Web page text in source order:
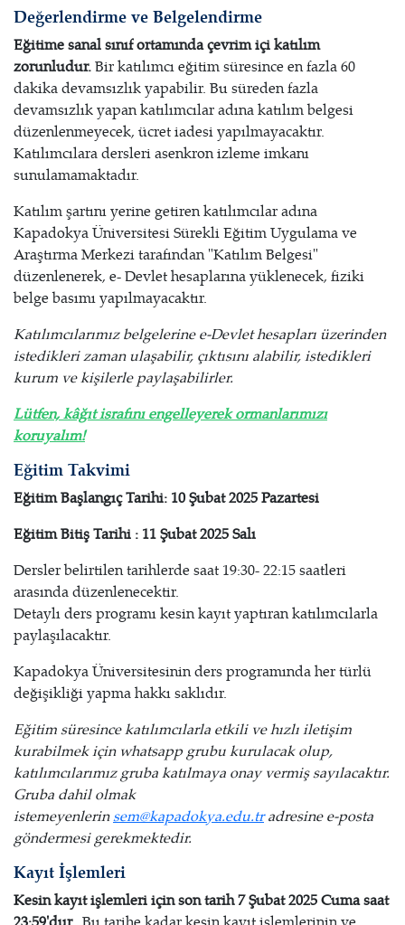
Değerlendirme ve Belgelendirme
Eğitime sanal sınıf ortamında çevrim içi katılım
zorunludur.Bir katılımcı eğitim süresince en fazla 60
dakika devamsızlık yapabilir. Bu süreden fazla
devamsızlık yapan katılımcılar adına katılım belgesi
düzenlenmeyecek, ücret iadesi yapılmayacaktır.
Katılımcılara dersleri asenkron izleme imkanı
sunulamamaktadır.
Katılım şartını yerine getiren katılımcılar adına
Kapadokya Üniversitesi Sürekli Eğitim Uygulama ve
Araştırma Merkezi tarafından "Katılım Belgesi"
düzenlenerek, e- Devlet hesaplarına yüklenecek, fiziki
belge basımı yapılmayacaktır.
Katılımcılarımız belgelerine e-Devlet hesapları üzerinden
istedikleri zaman ulaşabilir, çıktısını alabilir, istedikleri
kurum ve kişilerle paylaşabilirler.
Lütfen, kâğıt israfını engelleyerek ormanlarımızı
koruyalım!
Eğitim Takvimi
Eğitim Başlangıç Tarihi: 10 Şubat 2025 Pazartesi
Eğitim Bitiş Tarihi : 11 Şubat 2025 Salı
Dersler belirtilen tarihlerde saat 19:30- 22:15 saatleri
arasında düzenlenecektir.
Detaylı ders programı kesin kayıt yaptıran katılımcılarla
paylaşılacaktır.
Kapadokya Üniversitesinin ders programında her türlü
değişikliği yapma hakkı saklıdır.
Eğitim süresince katılımcılarla etkili ve hızlı iletişim
kurabilmek için whatsapp grubu kurulacak olup,
katılımcılarımız gruba katılmaya onay vermiş sayılacaktır.
Gruba dahil olmak
istemeyenlerinsem@kapadokya.edu.tradresine e-posta
göndermesi gerekmektedir.
Kayıt İşlemleri
Kesin kayıt işlemleri için son tarih 7 Şubat 2025 Cuma saat